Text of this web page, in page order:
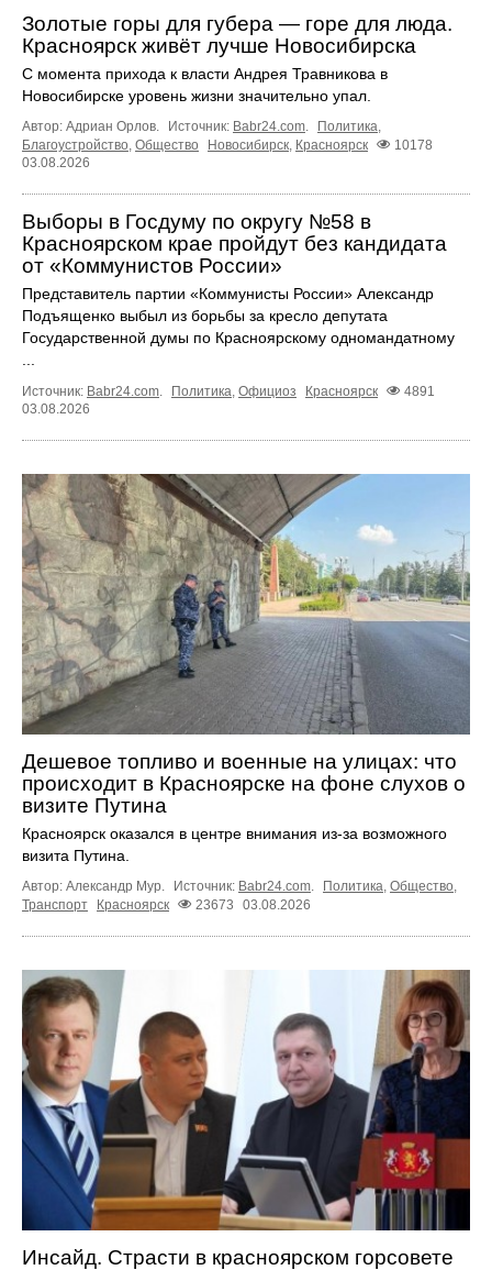
Золотые горы для губера — горе для люда.
Красноярск живёт лучше Новосибирска
С момента прихода к власти Андрея Травникова в
Новосибирске уровень жизни значительно упал.
Автор: Адриан Орлов. Источник: Babr24.com. Политика,
Благоустройство, Общество Новосибирск, Красноярск
10178
03.08.2026
Выборы в Госдуму по округу №58 в
Красноярском крае пройдут без кандидата
от «Коммунистов России»
Представитель партии «Коммунисты России» Александр
Подъященко выбыл из борьбы за кресло депутата
Государственной думы по Красноярскому одномандатному
...
Источник: Babr24.com. Политика, Официоз Красноярск
4891
03.08.2026
Дешевое топливо и военные на улицах: что
происходит в Красноярске на фоне слухов о
визите Путина
Красноярск оказался в центре внимания из-за возможного
визита Путина.
Автор: Александр Мур. Источник: Babr24.com. Политика, Общество,
Транспорт
Красноярск 23673 03.08.2026
Инсайд. Страсти в красноярском горсовете